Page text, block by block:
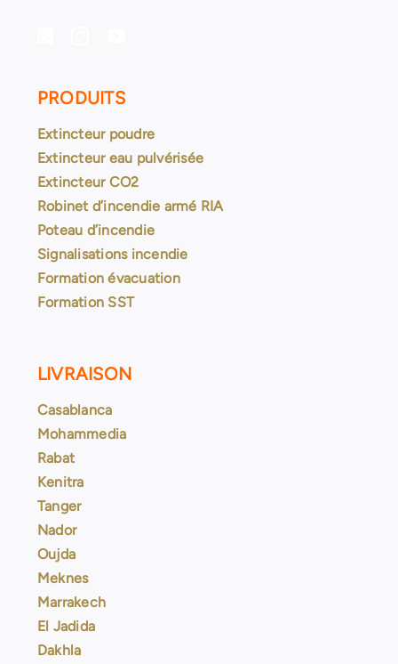
PRODUITS
Extincteur poudre
Extincteur eau pulvérisée
Extincteur CO2
Robinet d’incendie armé RIA
Poteau d’incendie
Signalisations incendie
Formation évacuation
Formation SST
LIVRAISON
Casablanca
Mohammedia
Rabat
Kenitra
Tanger
Nador
Oujda
Meknes
Marrakech
El Jadida
Dakhla